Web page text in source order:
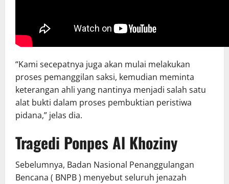
“Kami secepatnya juga akan mulai melakukan
proses pemanggilan saksi, kemudian meminta
keterangan ahli yang nantinya menjadi salah satu
alat bukti dalam proses pembuktian peristiwa
pidana,” jelas dia.
Tragedi Ponpes Al Khoziny
Sebelumnya, Badan Nasional Penanggulangan
Bencana ( BNPB ) menyebut seluruh jenazah